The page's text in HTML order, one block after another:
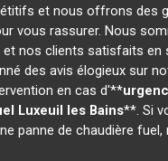
et nous offrons des
vous rassurer. Nous
nos clients satisfaits en
des avis élogieux sur
en cas d'**
Luxeuil les Bains**. Si
panne de chaudière fuel,